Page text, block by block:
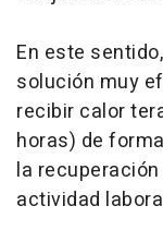
En este
solución muy
recibir calor
horas) de
la
actividad